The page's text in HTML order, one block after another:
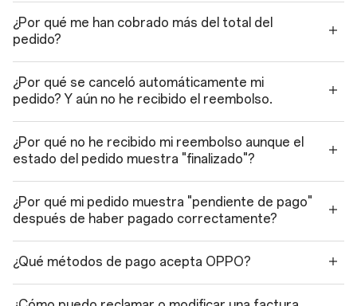
¿Por qué me han cobrado más del total del
pedido?
¿Por qué se canceló automáticamente mi
pedido? Y aún no he recibido el reembolso.
¿Por qué no he recibido mi reembolso aunque el
estado del pedido muestra "finalizado"?
¿Por qué mi pedido muestra "pendiente de pago"
después de haber pagado correctamente?
¿Qué métodos de pago acepta OPPO?